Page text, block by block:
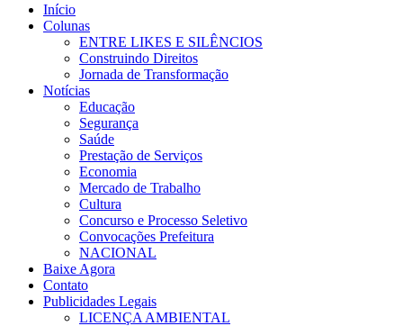
Início
Colunas
ENTRE LIKES E SILÊNCIOS
Construindo Direitos
Jornada de Transformação
Notícias
Educação
Segurança
Saúde
Prestação de Serviços
Economia
Mercado de Trabalho
Cultura
Concurso e Processo Seletivo
Convocações Prefeitura
NACIONAL
Baixe Agora
Contato
Publicidades Legais
LICENÇA AMBIENTAL